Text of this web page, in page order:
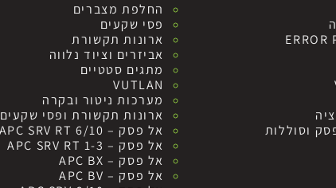
ERROR
החלפת מצברים
פסי שקעים
ארונות תקשורת
אביזרים וציוד נלווה
מתגים סטטיים
VUTLAN
מערכות ניטור ובקרה
ארונות תקשורת ופסי שקעים
אל פסק – APC SRV RT 6/10
אל פסק – APC SRV RT 1-3
אל פסק – APC BX
אל פסק – APC BV